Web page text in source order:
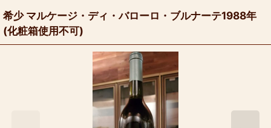
希少 マルケージ・ディ・バローロ・ブルナーテ1988年
(化粧箱使用不可)